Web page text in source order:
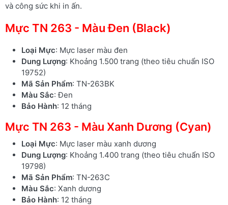
và công sức khi in ấn.
Mực TN 263 - Màu Đen (Black)
Loại Mực: Mực laser màu đen
Dung Lượng: Khoảng 1.500 trang (theo tiêu chuẩn ISO
19752)
Mã Sản Phẩm: TN-263BK
Màu Sắc: Đen
Bảo Hành: 12 tháng
Mực TN 263 - Màu Xanh Dương (Cyan)
Loại Mực: Mực laser màu xanh dương
Dung Lượng: Khoảng 1.400 trang (theo tiêu chuẩn ISO
19798)
Mã Sản Phẩm: TN-263C
Màu Sắc: Xanh dương
Bảo Hành: 12 tháng